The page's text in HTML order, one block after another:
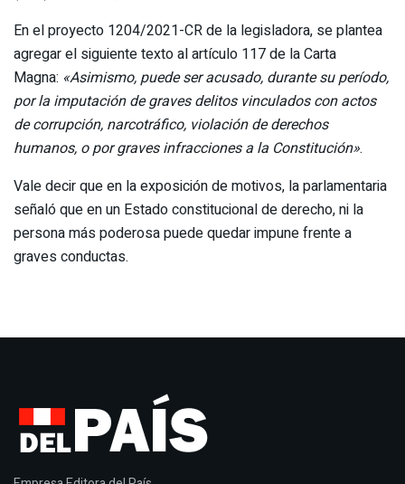
En el proyecto 1204/2021-CR de la legisladora, se plantea
agregar el siguiente texto al artículo 117 de la Carta
Magna: «Asimismo, puede ser acusado, durante su período,
por la imputación de graves delitos vinculados con actos
de corrupción, narcotráfico, violación de derechos
humanos, o por graves infracciones a la Constitución».
Vale decir que en la exposición de motivos, la parlamentaria
señaló que en un Estado constitucional de derecho, ni la
persona más poderosa puede quedar impune frente a
graves conductas.